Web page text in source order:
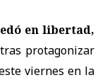
en libertad,
protagonizar
viernes en la